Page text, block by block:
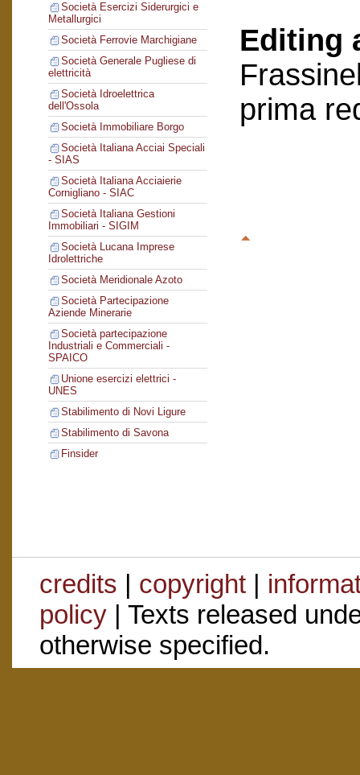
Società Esercizi Siderurgici e
Metallurgici
Società Ferrovie Marchigiane
Società Generale Pugliese di
elettricità
Società Idroelettrica
dell'Ossola
Società Immobiliare Borgo
Società Italiana Acciai Speciali
- SIAS
Società Italiana Acciaierie
Cornigliano - SIAC
Società Italiana Gestioni
Immobiliari - SIGIM
Società Lucana Imprese
Idrolettriche
Società Meridionale Azoto
Società Partecipazione
Aziende Minerarie
Società partecipazione
Industriali e Commerciali -
SPAICO
Unione esercizi elettrici -
UNES
Stabilimento di Novi Ligure
Stabilimento di Savona
Finsider
Editing
prima
credits | copyright|
policy| Texts released
otherwise specified.